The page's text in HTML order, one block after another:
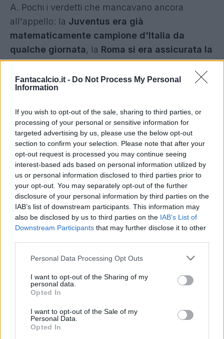
Fantacalcio.it - Do Not Process My Personal
Information
If you wish to opt-out of the sale, sharing to third parties, or
processing of your personal or sensitive information for
targeted advertising by us, please use the below opt-out
section to confirm your selection. Please note that after your
opt-out request is processed you may continue seeing
interest-based ads based on personal information utilized by
us or personal information disclosed to third parties prior to
your opt-out. You may separately opt-out of the further
disclosure of your personal information by third parties on the
IAB’s list of downstream participants. This information may
also be disclosed by us to third parties on the IAB’s List of
Downstream Participants that may further disclose it to other
Personal Data Processing Opt Outs
I want to opt-out of the Sharing of my
personal data.
Opted In
I want to opt-out of the Sale of my
Personal Data.
Opted In
A. Pochi i verdetti che mancavano ancora
all'appello: la Juventus era già
matematicamente campione d'Italia da
qualche giornata, la Roma si era assicurata la
qualificazione diretta alla prossima
Champions Leaguenel derby dello scorso
turno, mentre C
la loro prossima avventura in cadetteria.
A tutti questi verdetti già emessi da tempo si è
aggiunto stasera quelli legati alle qualificazioni di
Lazio ai preliminari di Champions Leagueai
danni delNapoli che invece tornerà a calcare
i campi dell'Europa League assieme alla
Fiorentina. Per il Genoa è invece necessario
attendere la sentenza del Collegio di Garanzia
del CONI prevista per mercoledì 3 giugno, nel
caso in cui il ricorso dei rossoblu venisse
respinto a varcare i confini italici nella prossima
stagione spetterebbe, beffa oltre al danno, agli